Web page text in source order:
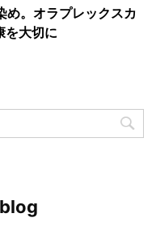
。オラプレックスカ
を大切に